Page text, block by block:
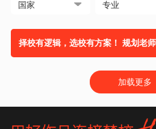
择校有逻辑，选校有方案！ 规划老
加载更多